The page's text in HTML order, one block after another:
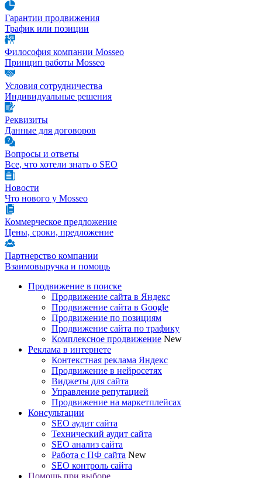
Гарантии продвижения
Трафик или позиции
Философия компании Mosseo
Принцип работы Mosseo
Условия сотрудничества
Индивидуальные решения
Реквизиты
Данные для договоров
Вопросы и ответы
Все, что хотели знать о SEO
Новости
Что нового у Mosseo
Коммерческое предложение
Цены, сроки, предложение
Партнерство компании
Взаимовыручка и помощь
Продвижение в поиске
Продвижение сайта в Яндекс
Продвижение сайта в Google
Продвижение по позициям
Продвижение сайта по трафику
Комплексное продвижение New
Реклама в интернете
Контекстная реклама Яндекс
Продвижение в нейросетях
Виджеты для сайта
Управление репутацией
Продвижение на маркетплейсах
Консультации
SEO аудит сайта
Технический аудит сайта
SEO анализ сайта
Работа с ПФ сайта New
SEO контроль сайта
Помощь при выборе